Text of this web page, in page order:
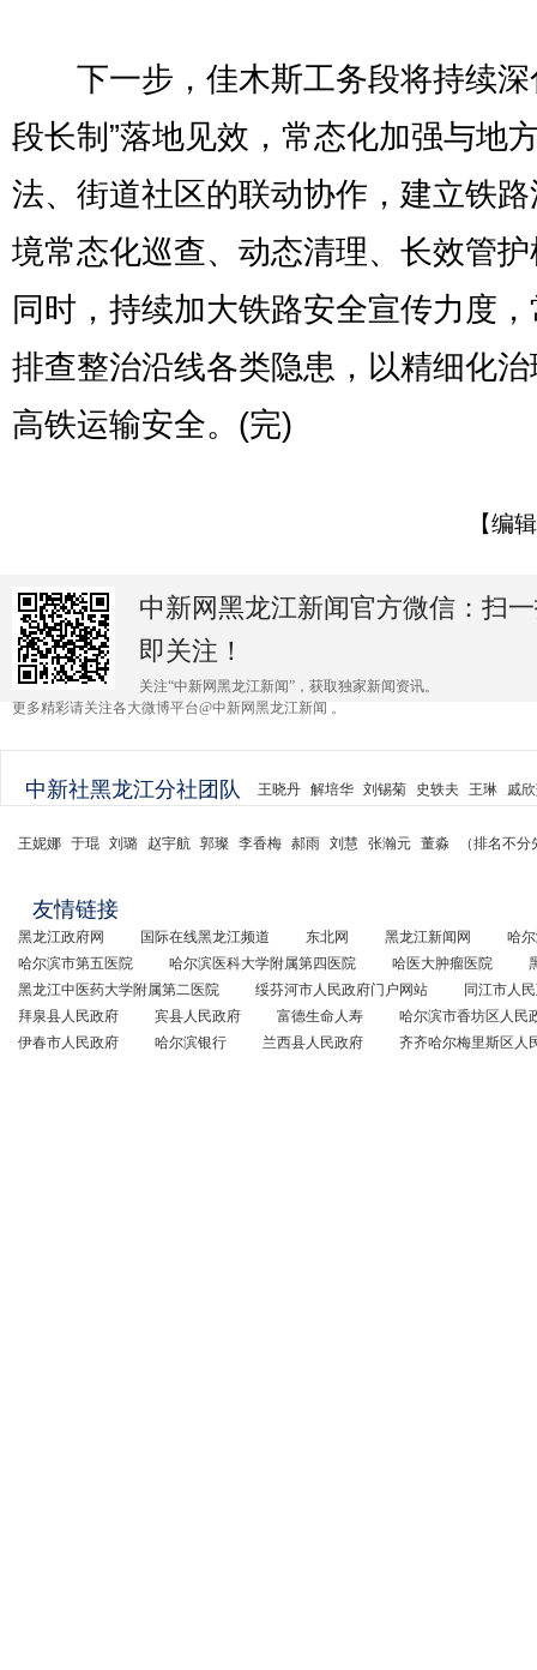
下一步，佳木斯工务段将持续深
段长制”落地见效，常态化加强与地
法、街道社区的联动协作，建立铁
境常态化巡查、动态清理、长效管
同时，持续加大铁路安全宣传力度
排查整治沿线各类隐患，以精细化
高铁运输安全。(完)
【编
中新网黑龙江新闻官方微信：扫
即关注！
关注“中新网黑龙江新闻”，获取独家新闻资讯。
更多精彩请关注各大微博平台@中新网黑龙江新闻 。
中新社黑龙江分社团队 王晓丹 解培华 刘锡菊 史轶夫 王琳 戚
王妮娜 于琨 刘璐 赵宇航 郭璨 李香梅 郝雨 刘慧 张瀚元 董淼 （排名不
友情链接
黑龙江政府网 国际在线黑龙江频道 东北网 黑龙江新闻网
哈
哈尔滨市第五医院
哈尔滨医科大学附属第四医院 哈医大肿瘤医院
黑龙江中医药大学附属第二医院
绥芬河市人民政府门户网站
同江市人
拜泉县人民政府
宾县人民政府 富德生命人寿
哈尔滨市香坊区人民
伊春市人民政府
哈尔滨银行 兰西县人民政府 齐齐哈尔梅里斯区人